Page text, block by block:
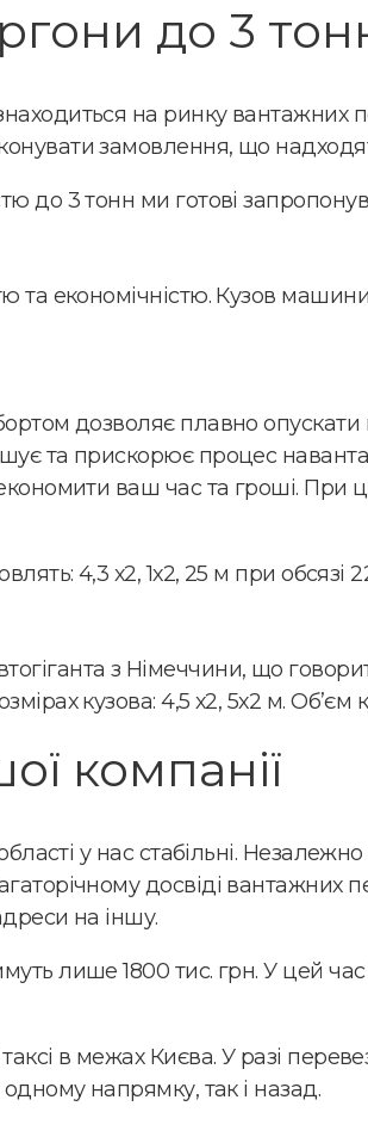
до 3
на ринку вантажних
замовлення, що
до 3 тонн ми готові
та економічністю. Кузов
дозволяє плавно
та прискорює процес
ваш час та гроші. При
4,3 х2, 1х2, 25 м при
з Німеччини, що
кузова: 4,5 х2, 5х2 м.
компанії
у нас стабільні.
досвіді
на іншу.
лише 1800 тис. грн. У цей
в межах Києва. У разі
напрямку, так і назад.